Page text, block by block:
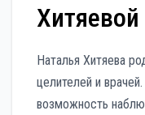
Хитяевой
Наталья Хитяева
целителей и
возможность